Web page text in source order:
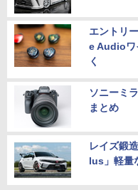
エントリ
e Audioワ
く
ソニーミ
まとめ
レイズ鍛
lus」軽量